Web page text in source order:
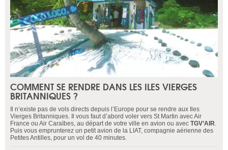
COMMENT SE RENDRE DANS LES ILES VIERGES
BRITANNIQUES ?
Il n’existe pas de vols directs depuis l’Europe pour se rendre aux Iles
Vierges Britanniques. Il vous faut d’abord voler vers St Martin avec Air
France ou Air Caraïbes, au départ de votre ville en avion ou avec TGV’AIR.
Puis vous emprunterez un petit avion de la LIAT, compagnie aérienne des
Petites Antilles, pour un vol de 40 minutes.